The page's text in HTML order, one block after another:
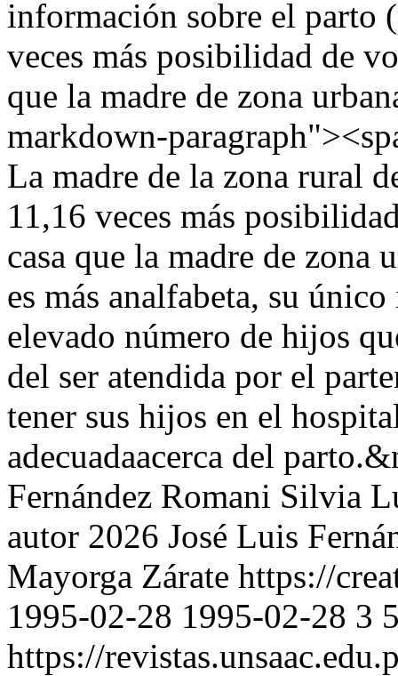
información sobre el
veces más posibilidad de
que la madre de zona
markdown-
La madre de la zona rural
11,16 veces más
casa que la madre de
es más analfabeta, su
elevado número de hijos
del ser atendida por el
tener sus hijos en el
adecuadaacerca del
Fernández Romani Silvia
autor 2026 José Luis
Mayorga Zárate https://
1995-02-28 1995-02-28 3
https://